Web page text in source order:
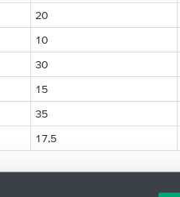
20
10
30
15
35
17,5